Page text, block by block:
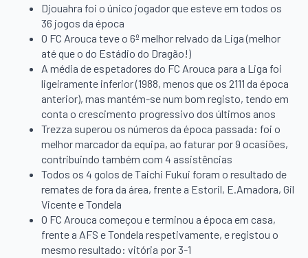
Djouahra foi o único jogador que esteve em todos os
36 jogos da época
O FC Arouca teve o 6º melhor relvado da Liga (melhor
até que o do Estádio do Dragão!)
A média de espetadores do FC Arouca para a Liga foi
ligeiramente inferior (1988, menos que os 2111 da época
anterior), mas mantém-se num bom registo, tendo em
conta o crescimento progressivo dos últimos anos
Trezza superou os números da época passada: foi o
melhor marcador da equipa, ao faturar por 9 ocasiões,
contribuindo também com 4 assistências
Todos os 4 golos de Taichi Fukui foram o resultado de
remates de fora da área, frente a Estoril, E.Amadora, Gil
Vicente e Tondela
O FC Arouca começou e terminou a época em casa,
frente a AFS e Tondela respetivamente, e registou o
mesmo resultado: vitória por 3-1